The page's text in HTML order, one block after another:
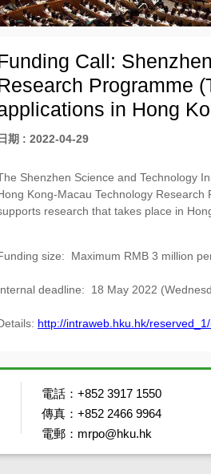
Call:
Programme
in Hong
日期 : 2022-04-29
Shenzhen Science and Technology
Kong-Macau Technology
research that takes place in
size: Maximum RMB 3 million
deadline: 18 May 2022
http://intraweb.hku.hk/
電話：+852 3917 1550
傳真：+852 2466 9964
電郵：mrpo@hku.hk